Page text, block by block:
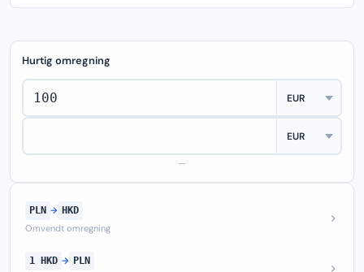
Hurtig omregning
—
PLN → HKD
Omvendt omregning
1 HKD → PLN